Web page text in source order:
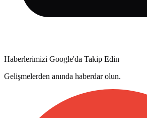
Haberlerimizi Google'da Takip Edin
Gelişmelerden anında haberdar olun.